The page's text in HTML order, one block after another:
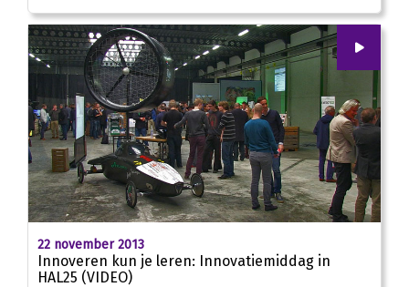
22 november 2013
Innoveren kun je leren: Innovatiemiddag in
HAL25 (VIDEO)